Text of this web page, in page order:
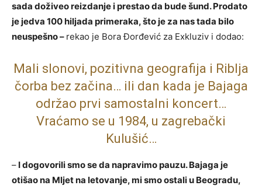
sada doživeo reizdanje i prestao da bude šund. Prodato
je jedva 100 hiljada primeraka, što je za nas tada bilo
neuspešno – rekao je Bora Đorđević za Exkluziv i dodao:
Mali slonovi, pozitivna geografija i Riblja
čorba bez začina… ili dan kada je Bajaga
održao prvi samostalni koncert…
Vraćamo se u 1984, u zagrebački
Kulušić…
– I dogovorili smo se da napravimo pauzu. Bajaga je
otišao na Mljet na letovanje, mi smo ostali u Beogradu,